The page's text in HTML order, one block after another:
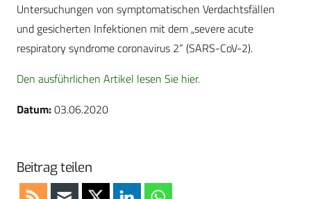
Untersuchungen von symptomatischen Verdachtsfällen
und gesicherten Infektionen mit dem „severe acute
respiratory syndrome coronavirus 2“ (SARS-CoV-2).
Den ausführlichen Artikel lesen Sie hier.
Datum:03.06.2020
Beitrag teilen